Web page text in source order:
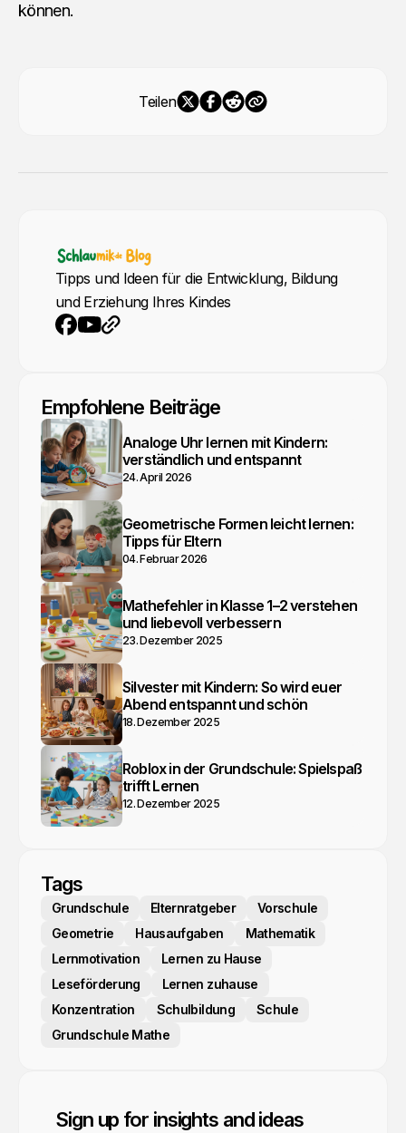
können.
Teilen
Tipps und Ideen für die Entwicklung, Bildung
und Erziehung Ihres Kindes
Empfohlene Beiträge
Analoge Uhr lernen mit Kindern:
verständlich und entspannt
24. April 2026
Geometrische Formen leicht lernen:
Tipps für Eltern
04. Februar 2026
Mathefehler in Klasse 1–2 verstehen
und liebevoll verbessern
23. Dezember 2025
Silvester mit Kindern: So wird euer
Abend entspannt und schön
18. Dezember 2025
Roblox in der Grundschule: Spielspaß
trifft Lernen
12. Dezember 2025
Tags
Grundschule Elternratgeber
Vorschule
Geometrie
Hausaufgaben
Mathematik
Lernmotivation
Lernen zu Hause
Leseförderung
Lernen zuhause
Konzentration
Schulbildung
Schule
Grundschule Mathe
Sign up for insights and ideas